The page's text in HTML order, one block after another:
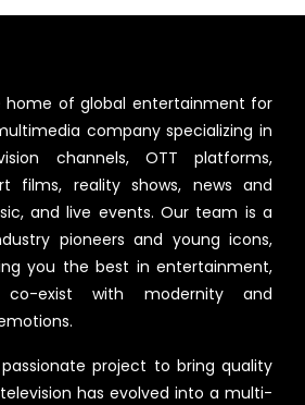
home of global entertainment for
company specializing in
channels, OTT platforms,
films, reality shows, news and
and live events. Our team is a
pioneers and young icons,
you the best in entertainment,
co-exist with modernity and
project to bring quality
has evolved into a multi-